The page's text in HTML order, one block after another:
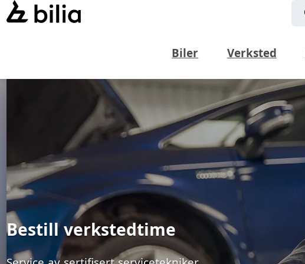
Biler Verksted
Bestill verkstedtime